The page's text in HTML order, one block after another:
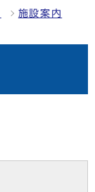
施設案内